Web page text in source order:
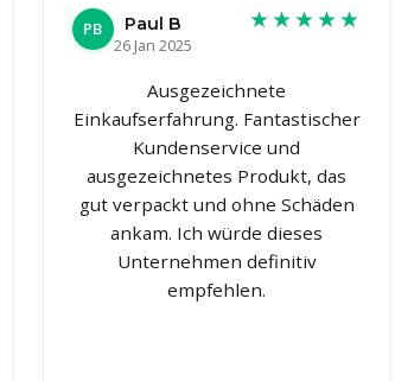
PB
Paul B
26 Jan 2025
★★★★★
Ausgezeichnete
Einkaufserfahrung. Fantastischer
Kundenservice und
ausgezeichnetes Produkt, das
gut verpackt und ohne Schäden
ankam. Ich würde dieses
Unternehmen definitiv
empfehlen.